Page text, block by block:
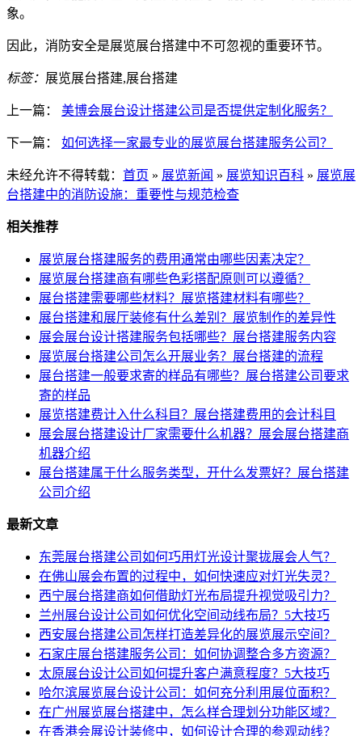
象。
因此，消防安全是展览展台搭建中不可忽视的重要环节。
标签： 展览展台搭建,展台搭建
上一篇： 美博会展台设计搭建公司是否提供定制化服务？
下一篇： 如何选择一家最专业的展览展台搭建服务公司？
未经允许不得转载： 首页 » 展览新闻 » 展览知识百科 » 展览展
台搭建中的消防设施：重要性与规范检查
相关推荐
展览展台搭建服务的费用通常由哪些因素决定？
展览展台搭建商有哪些色彩搭配原则可以遵循？
展台搭建需要哪些材料？展览搭建材料有哪些？
展台搭建和展厅装修有什么差别？展览制作的差异性
展会展台设计搭建服务包括哪些？展台搭建服务内容
展览展台搭建公司怎么开展业务？展台搭建的流程
展台搭建一般要求寄的样品有哪些？展台搭建公司要求
寄的样品
展览搭建费计入什么科目？展台搭建费用的会计科目
展会展台搭建设计厂家需要什么机器？展会展台搭建商
机器介绍
展台搭建属于什么服务类型，开什么发票好？展台搭建
公司介绍
最新文章
东莞展台搭建公司如何巧用灯光设计聚拢展会人气？
在佛山展会布置的过程中，如何快速应对灯光失灵？
西宁展台搭建商如何借助灯光布局提升视觉吸引力？
兰州展台设计公司如何优化空间动线布局？5大技巧
西安展台搭建公司怎样打造差异化的展览展示空间？
石家庄展台搭建服务公司：如何协调整合多方资源？
太原展台设计公司如何提升客户满意程度？5大技巧
哈尔滨展览展台设计公司：如何充分利用展位面积？
在广州展览展台搭建中，怎么样合理划分功能区域？
在香港会展设计装修中，如何设计合理的参观动线？